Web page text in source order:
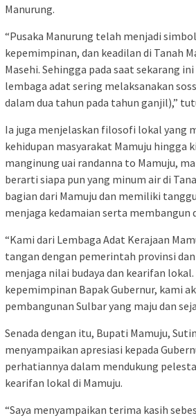
Manurung.
“Pusaka Manurung telah menjadi
kepemimpinan, dan keadilan di Tanah
Masehi. Sehingga pada saat sekarang
lembaga adat sering melaksanakan
dalam dua tahun pada tahun ganjil),”
Ia juga menjelaskan filosofi lokal yang
kehidupan masyarakat Mamuju hingga
manginung uai randanna to Mamuju,
berarti siapa pun yang minum air di
bagian dari Mamuju dan memiliki
menjaga kedamaian serta membangun
“Kami dari Lembaga Adat Kerajaan
tangan dengan pemerintah provinsi
menjaga nilai budaya dan kearifan lokal.
kepemimpinan Bapak Gubernur, kami
pembangunan Sulbar yang maju dan
Senada dengan itu, Bupati Mamuju,
menyampaikan apresiasi kepada
perhatiannya dalam mendukung
kearifan lokal di Mamuju.
“Saya menyampaikan terima kasih